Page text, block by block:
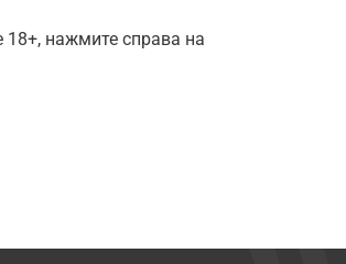
нажмите справа на